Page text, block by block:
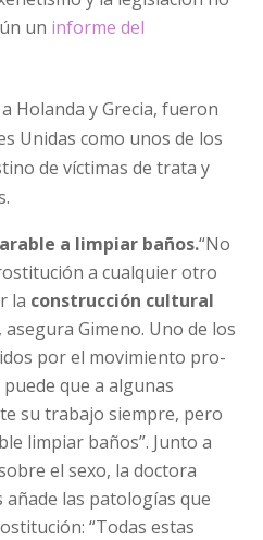
un informe del
Holanda y Grecia, fueron
Unidas como unos de los
de víctimas de trata y
a limpiar baños.“No
a cualquier otro
la construcción cultural
asegura Gimeno. Uno de los
por el movimiento pro-
que a algunas
su trabajo siempre, pero
limpiar baños”. Junto a
el sexo, la doctora
las patologías que
“Todas estas